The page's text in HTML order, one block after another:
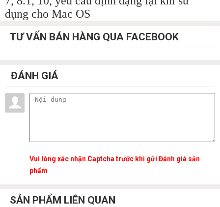
dụng cho Mac OS
TƯ VẤN BÁN HÀNG QUA FACEBOOK
ĐÁNH GIÁ
Vui lòng xác nhận Captcha trước khi gửi Đánh giá sản
phẩm
SẢN PHẨM LIÊN QUAN